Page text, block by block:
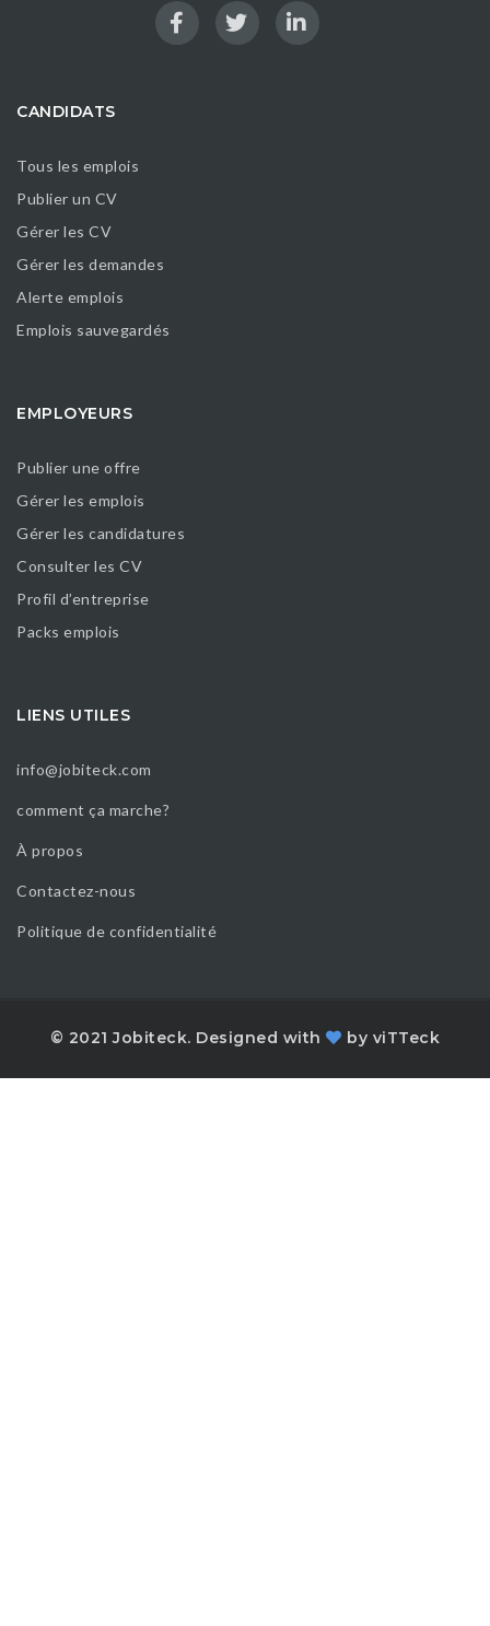
CANDIDATS
Tous les emplois
Publier un CV
Gérer les CV
Gérer les demandes
Alerte emplois
Emplois sauvegardés
EMPLOYEURS
Publier une offre
Gérer les emplois
Gérer les candidatures
Consulter les CV
Profil d’entreprise
Packs emplois
LIENS UTILES
info@jobiteck.com
comment ça marche?
À propos
Contactez-nous
Politique de confidentialité
© 2021 Jobiteck. Designed with by viTTeck